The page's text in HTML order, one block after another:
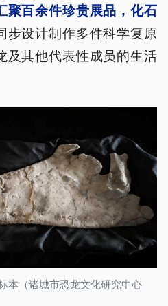
聚百余件珍贵展品，化石
步设计制作多件科学复原
及其他代表性成员的生活
本（诸城市恐龙文化研究中心